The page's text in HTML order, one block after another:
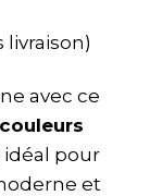
livraison)
avec ce
couleurs
idéal pour
et